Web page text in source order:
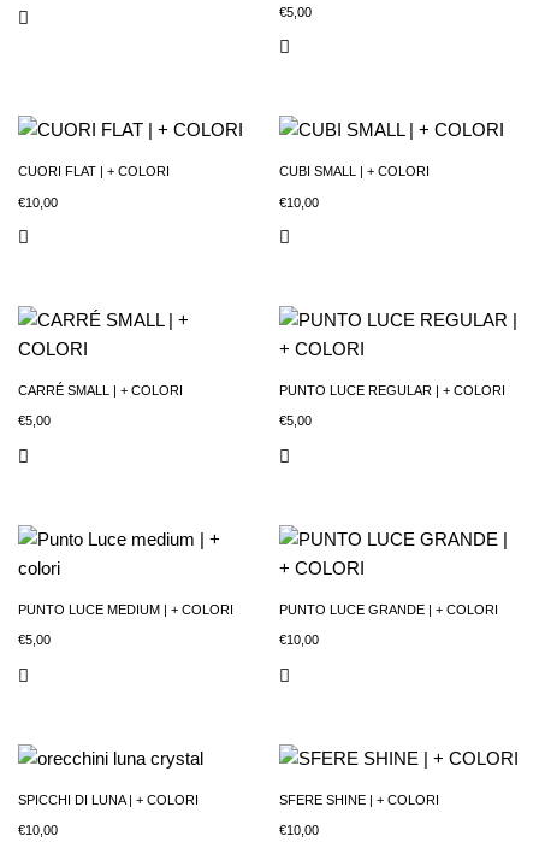
€5,00
CUORI FLAT | + COLORI
€10,00
CUBI SMALL | + COLORI
€10,00
CARRÉ SMALL | + COLORI
€5,00
PUNTO LUCE REGULAR | + COLORI
€5,00
PUNTO LUCE MEDIUM | + COLORI
€5,00
PUNTO LUCE GRANDE | + COLORI
€10,00
SPICCHI DI LUNA | + COLORI
€10,00
SFERE SHINE | + COLORI
€10,00